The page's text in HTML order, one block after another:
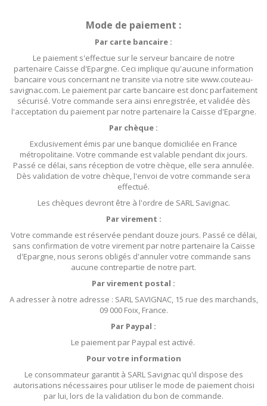
Mode de paiement :
Par carte bancaire :
Le paiement s'effectue sur le serveur bancaire de notre
partenaire Caisse d'Epargne. Ceci implique qu'aucune information
bancaire vous concernant ne transite via notre site www.couteau-
savignac.com. Le paiement par carte bancaire est donc parfaitement
sécurisé. Votre commande sera ainsi enregistrée, et validée dès
l'acceptation du paiement par notre partenaire la Caisse d'Epargne.
Par chèque :
Exclusivement émis par une banque domiciliée en France
métropolitaine. Votre commande est valable pendant dix jours.
Passé ce délai, sans réception de votre chèque, elle sera annulée.
Dès validation de votre chèque, l'envoi de votre commande sera
effectué.
Les chèques devront être à l'ordre de SARL Savignac.
Par virement :
Votre commande est réservée pendant douze jours. Passé ce délai,
sans confirmation de votre virement par notre partenaire la Caisse
d'Epargne, nous serons obligés d'annuler votre commande sans
aucune contrepartie de notre part.
Par virement postal :
A adresser à notre adresse : SARL SAVIGNAC, 15 rue des marchands,
09 000 Foix, France.
Par Paypal :
Le paiement par Paypal est activé.
Pour votre information
Le consommateur garantit à SARL Savignac qu'il dispose des
autorisations nécessaires pour utiliser le mode de paiement choisi
par lui, lors de la validation du bon de commande.